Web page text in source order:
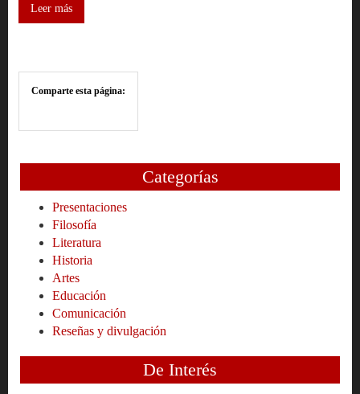
Leer más
Comparte esta página:
Categorías
Presentaciones
Filosofía
Literatura
Historia
Artes
Educación
Comunicación
Reseñas y divulgación
De Interés